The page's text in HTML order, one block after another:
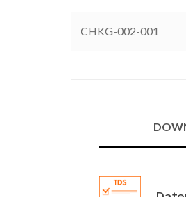
CHKG-002-001